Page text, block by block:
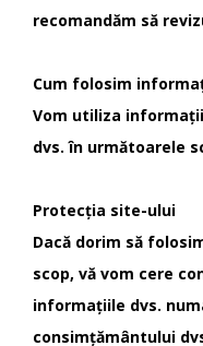
recomandăm să
Cum folosim
Vom utiliza
dvs. în următoarele
Protecția site-ului
Dacă dorim să
scop, vă vom cere
informațiile dvs.
consimțământului